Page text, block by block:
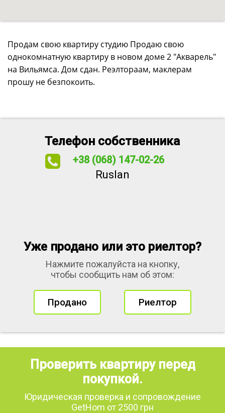
Продам свою квартиру студию Продаю свою
однокомнатную квартиру в новом доме 2 "Акварель"
на Вильямса. Дом сдан. Реэлтораам, маклерам
прошу не безпокоить.
Телефон собственника
+38 (068) 147-02-26
Ruslan
Уже продано или это риелтор?
Нажмите пожалуйста на кнопку,
чтобы сообщить нам об этом:
Продано Риелтор
Проверить квартиру перед
покупкой.
Юридическая проверка и сопровождение
GetHom от 2500 грн